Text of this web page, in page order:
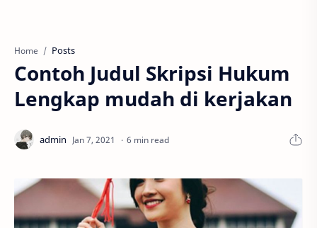
Home Posts
Contoh Judul Skripsi Hukum
Lengkap mudah di kerjakan
6 min read